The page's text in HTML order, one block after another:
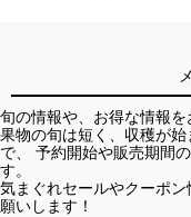
旬の情報や、お得な情報を
果物の旬は短く、収穫が
で、 予約開始や販売期間
す。
気まぐれセールやクーポ
願いします！